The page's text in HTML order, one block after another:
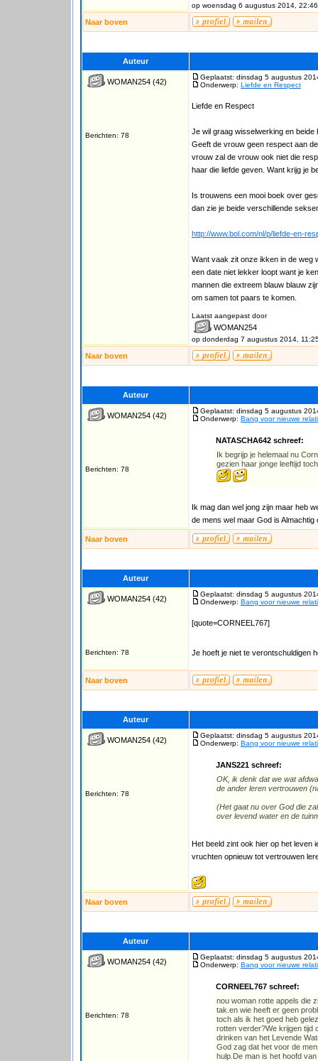
op woensdag 6 augustus 2014, 22:46
Naar boven
Auteur
WOMAN254 (42)
Berichten: 78
Geplaatst: dinsdag 5 augustus
Onderwerp: Liefde en Respect
Liefde en Respect
Je wil graag wisselwerking en beide
Geeft de vrouw geen respect aan
vrouw zal de vrouw ook niet die
haar die liefde geven. Want krijg je
Is trouwens een mooi boek over
dan zie je beide verschillende
http://www.bol.com/nl/p/liefde-en-
Want vaak zit onze ikken in de weg
een date niet lekker loopt want je
mannen die extreem blauw blauw
om samen tot paars te komen.
Laatst aangepast door
WOMAN254
op donderdag 7 augustus 2014,
Naar boven
Auteur
WOMAN254 (42)
Berichten: 78
Geplaatst: dinsdag 5 augustus
Onderwerp: Bang voor nieuwe
NATASCHA642 schreef:
Ik begrijp je helemaal nu
gezien haar jonge leeftijd
Ik mag dan wel jong zijn maar heb
de mens wel maar God is
Naar boven
Auteur
WOMAN254 (42)
Berichten: 78
Geplaatst: dinsdag 5 augustus
Onderwerp: Bang voor nieuwe
[quote=CORNEEL767]
Je hoeft je niet te verontschuldigen
Naar boven
Auteur
WOMAN254 (42)
Berichten: 78
Geplaatst: dinsdag 5 augustus
Onderwerp: Bang voor nieuwe
JANS221 schreef:
OK, ik denk dat we wat
de ander leren vertrouwen
(Het gaat nu over God die
over levend water en de
Het beeld zint ook hier op het leven
vruchten opnieuw tot vertrouwen
Naar boven
Auteur
WOMAN254 (42)
Berichten: 78
Geplaatst: dinsdag 5 augustus
Onderwerp: Bang voor nieuwe
CORNEEL767 schreef:
nou woman rotte appels die
tak.en wie heeft er geen
toch als ik het goed heb
rotten verder?We krijgen tijd
drinken van het Levende
God zag dat het voor de
hulp.De man is het hoofd